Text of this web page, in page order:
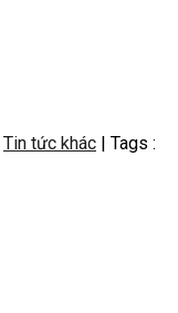
Tin tức khác | Tags :